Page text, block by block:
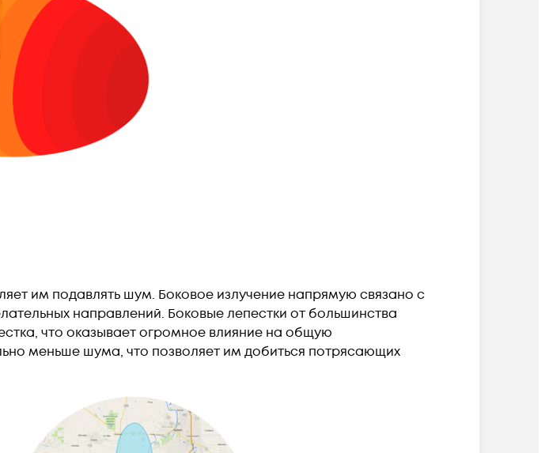
им подавлять шум. Боковое излучение напрямую связано с
направлений. Боковые лепестки от большинства
что оказывает огромное влияние на общую
меньше шума, что позволяет им добиться потрясающих